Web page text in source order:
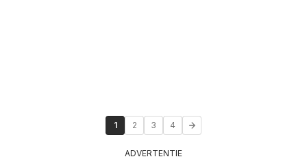
1 2 3 4
ADVERTENTIE